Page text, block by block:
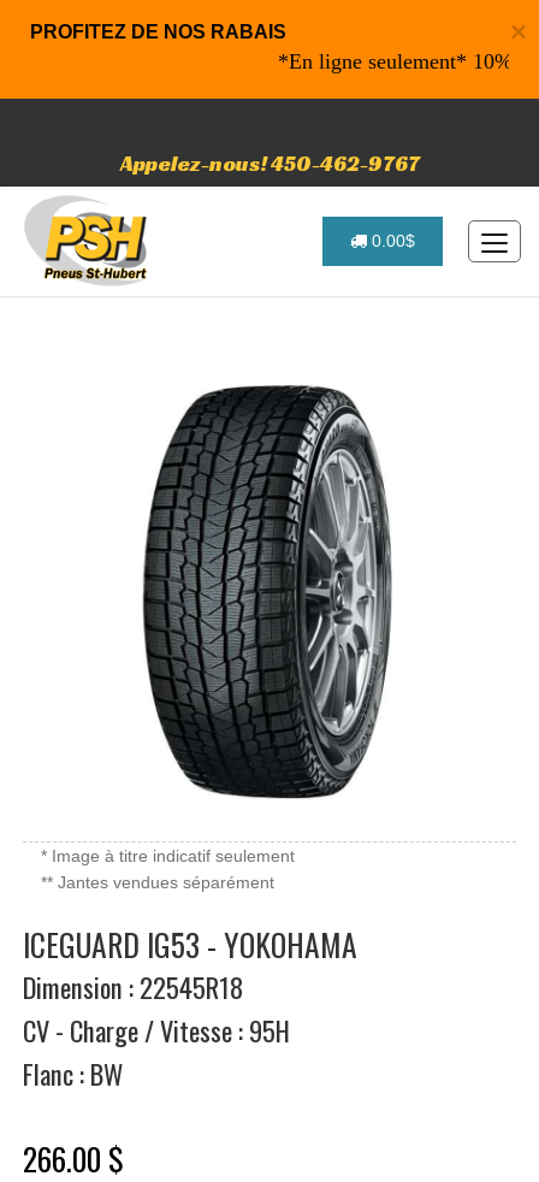
×
PROFITEZ DE NOS RABAIS
*En ligne seulement* 10% de
Appelez-nous! 450-462-9767
0.00$
* Image à titre indicatif seulement
** Jantes vendues séparément
ICEGUARD IG53 - YOKOHAMA
Dimension : 22545R18
CV - Charge / Vitesse : 95H
Flanc : BW
266.00 $